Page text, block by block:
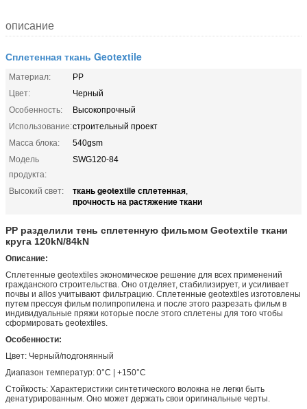
описание
Сплетенная ткань Geotextile
Материал:
PP
Цвет:
Черный
Особенность:
Высокопрочный
Использование:строительный проект
Масса блока:
540gsm
Модель
продукта:
SWG120-84
Высокий свет: ткань geotextile сплетенная,
прочность на растяжение ткани
PP разделили тень сплетенную фильмом Geotextile ткани
круга 120kN/84kN
Описание:
Сплетенные geotextiles экономическое решение для всех применений
гражданского строительства. Оно отделяет, стабилизирует, и усиливает
почвы и allos учитывают фильтрацию. Сплетенные geotextiles изготовлены
путем прессуя фильм полипропилена и после этого разрезать фильм в
индивидуальные пряжи которые после этого сплетены для того чтобы
сформировать geotextiles.
Особенности:
Цвет: Черный/подгонянный
Диапазон температур: 0°C | +150°C
Стойкость: Характеристики синтетического волокна не легки быть
денатурированным. Оно может держать свои оригинальные черты.